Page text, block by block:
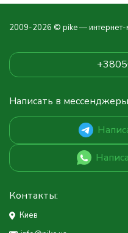
2009-2026 © pike — интернет-
Написать в
Контакты:
Киев